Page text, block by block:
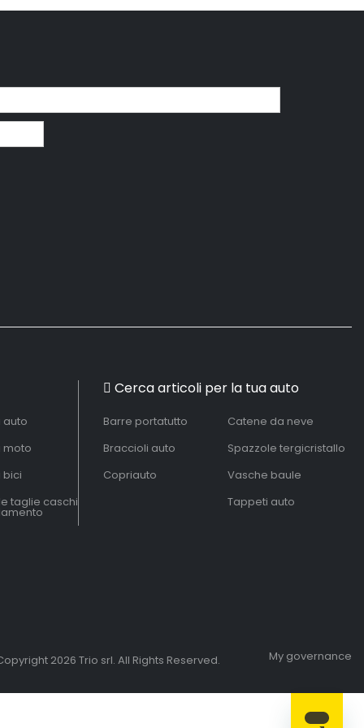
auto
moto
bici
taglie caschi
Cerca articoli per la tua auto
Barre portatutto
Braccioli auto
Copriauto
Catene da neve
Spazzole tergicristallo
Vasche baule
Tappeti auto
My governance
2026 Trio srl. All Rights Reserved.